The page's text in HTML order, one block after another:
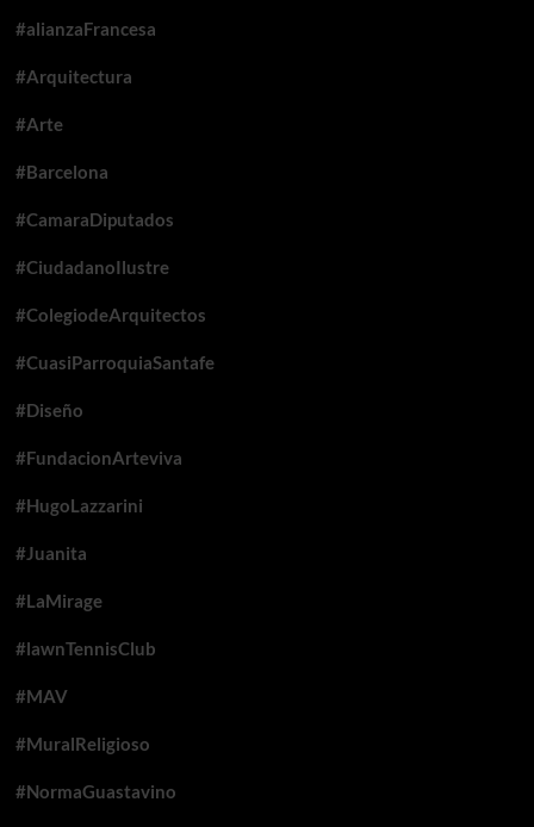
#alianzaFrancesa
#Arquitectura
#Arte
#Barcelona
#CamaraDiputados
#CiudadanoIlustre
#ColegiodeArquitectos
#CuasiParroquiaSantafe
#Diseño
#FundacionArteviva
#HugoLazzarini
#Juanita
#LaMirage
#lawnTennisClub
#MAV
#MuralReligioso
#NormaGuastavino